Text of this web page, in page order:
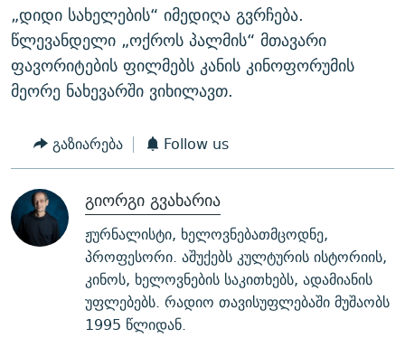
„დიდი სახელების“ იმედიღა გვრჩება.
წლევანდელი „ოქროს პალმის“ მთავარი
ფავორიტების ფილმებს კანის კინოფორუმის
მეორე ნახევარში ვიხილავთ.
გაზიარება Follow us
გიორგი გვახარია
ჟურნალისტი, ხელოვნებათმცოდნე,
პროფესორი. აშუქებს კულტურის ისტორიის,
კინოს, ხელოვნების საკითხებს, ადამიანის
უფლებებს. რადიო თავისუფლებაში მუშაობს
1995 წლიდან.